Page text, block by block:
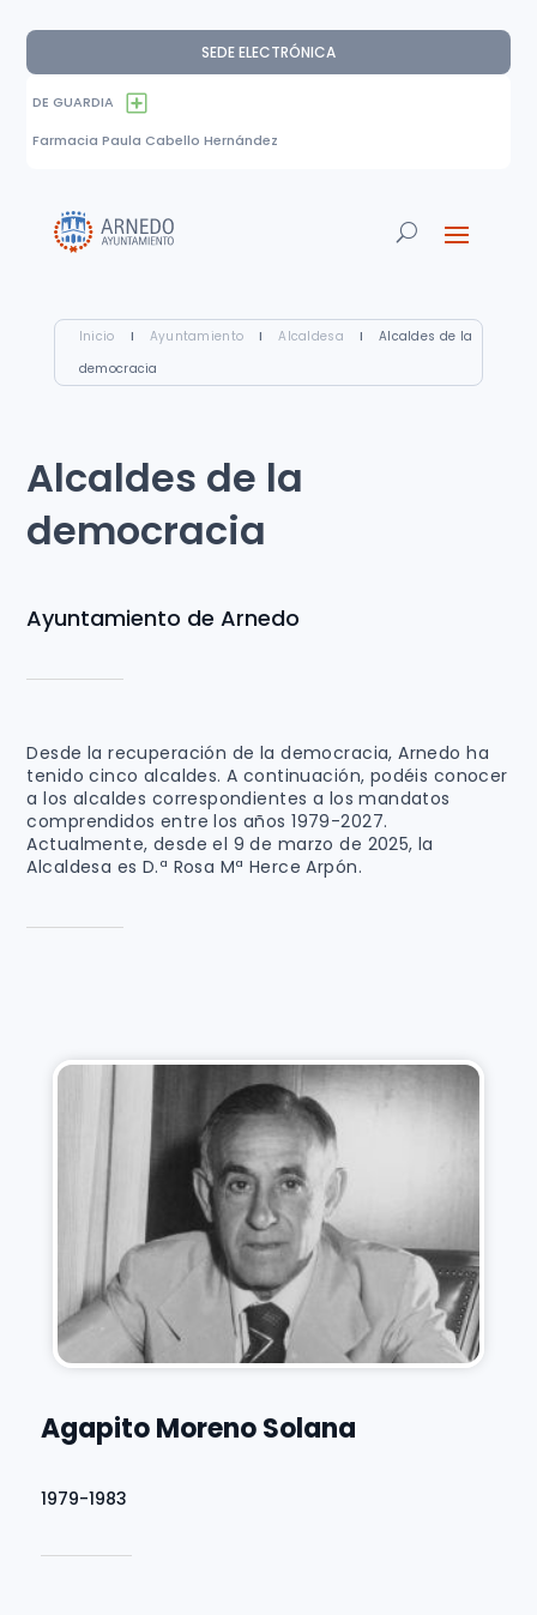
SEDE ELECTRÓNICA
DE GUARDIA
Farmacia Paula Cabello Hernández
Inicio I Ayuntamiento I Alcaldesa I
Alcaldes de la
democracia
Alcaldes de la
democracia
Ayuntamiento de Arnedo
Desde la recuperación de la democracia, Arnedo ha
tenido cinco alcaldes. A continuación, podéis conocer
a los alcaldes correspondientes a los mandatos
comprendidos entre los años 1979-2027.
Actualmente, desde el 9 de marzo de 2025, la
Alcaldesa es D.ª Rosa Mª Herce Arpón.
Agapito Moreno Solana
1979-1983